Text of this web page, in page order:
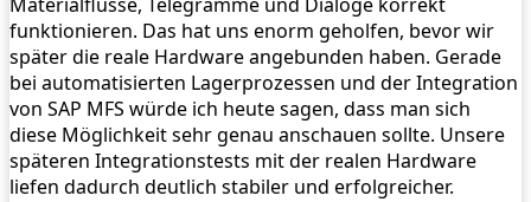
funktionieren. Das hat uns enorm geholfen, bevor wir
später die reale Hardware angebunden haben. Gerade
bei automatisierten Lagerprozessen und der Integration
von SAP MFS würde ich heute sagen, dass man sich
diese Möglichkeit sehr genau anschauen sollte. Unsere
späteren Integrationstests mit der realen Hardware
liefen dadurch deutlich stabiler und erfolgreicher.